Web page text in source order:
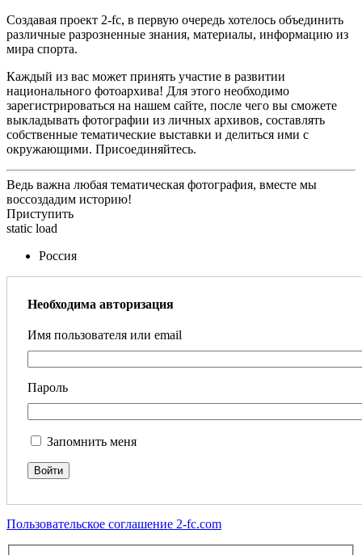
Создавая проект 2-fc, в первую очередь хотелось объединить
различные разрозненные знания, материалы, информацию из
мира спорта.
Каждый из вас может принять участие в развитии
национального фотоархива! Для этого необходимо
зарегистрироваться на нашем сайте, после чего вы сможете
выкладывать фотографии из личных архивов, составлять
собственные тематические выставки и делиться ими с
окружающими. Присоединяйтесь.
Ведь важна любая тематическая фотография, вместе мы
воссоздадим историю!
Приступить
static load
Россия
Необходима авторизация
Имя пользователя или email
Пароль
Запомнить меня
Пользовательское соглашение 2-fc.com